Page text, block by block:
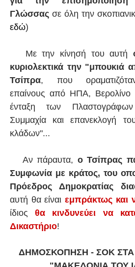
Γλώσσας σε όλη την
εδώ)
Με την κίνησή του αυτή
κυριολεκτικά την "μπουκιά
Τσίπρα, που οραματιζόταν
επαίνους από ΗΠΑ, Βερολίνο
ένταξη των
Συμμαχία και επανεκλογή
κλάδων"...
Αν πάραυτα, ο Τσίπρας
Συμφωνία με κράτος, του
Πρόεδρος Δημοκρατίας
αυτή θα είναιεμπράκτως και
ίδιοςθα κινδυνεύει να
Δικαστήριο!
ΔΗΜΟΣΚΟΠΗΣΗ - ΣΟΚ ΣΤΑ